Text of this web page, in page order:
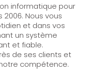
informatique pour
Nous vous
et dans vos
un système
et fiable.
de ses clients et
compétence.